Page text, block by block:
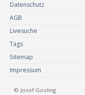
Datenschutz
AGB
Livesuche
Tags
Sitemap
Impressum
© Josef Gosling